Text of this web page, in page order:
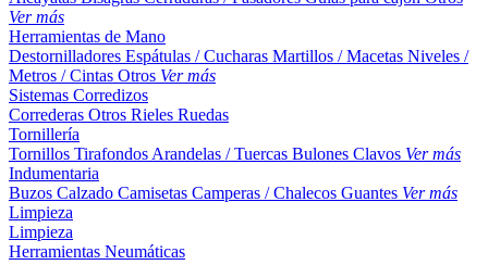
Ver más
Herramientas de Mano
Destornilladores Espátulas / Cucharas Martillos / Macetas Niveles /
Metros / Cintas Otros Ver más
Sistemas Corredizos
Correderas Otros Rieles Ruedas
Tornillería
Tornillos Tirafondos Arandelas / Tuercas Bulones Clavos Ver más
Indumentaria
Buzos Calzado Camisetas Camperas / Chalecos Guantes Ver más
Limpieza
Limpieza
Herramientas Neumáticas